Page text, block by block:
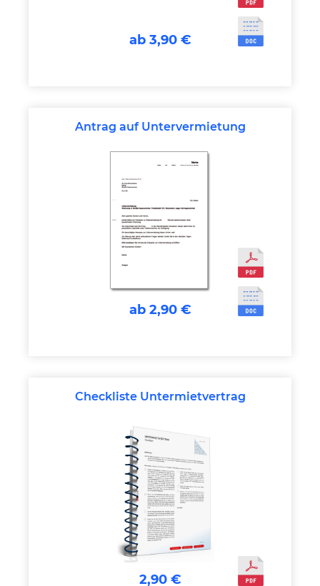
ab 3,90 €
Antrag auf Untervermietung
ab 2,90 €
Checkliste Untermietvertrag
2,90 €